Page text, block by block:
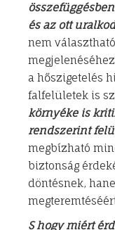
és az ott
nem
a hőszigetelés
falfelületek is
környéke is
rendszerint
megbízható
biztonság
döntésnek,
S hogy miért